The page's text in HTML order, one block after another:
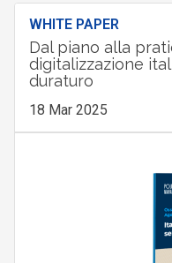
WHITE PAPER
Dal piano alla
digitalizzazione
duraturo
18 Mar 2025